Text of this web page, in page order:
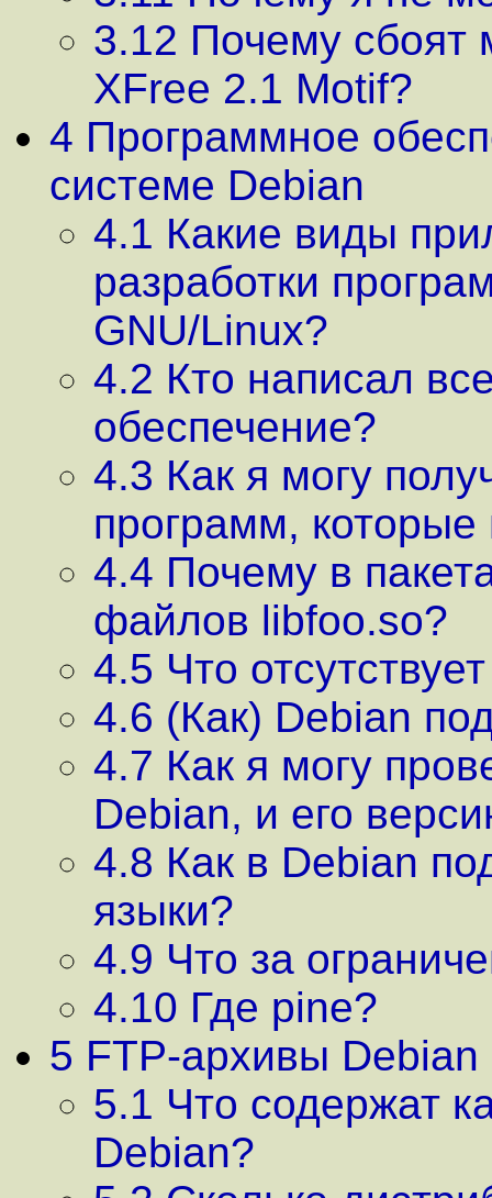
3.12 Почему сбоят
XFree 2.1 Motif?
4 Программное
системе Debian
4.1 Какие виды
разработки
GNU/Linux?
4.2 Кто написал
обеспечение?
4.3 Как я могу
программ,
4.4 Почему в
файлов libfoo.so?
4.5 Что
4.6 (Как) Debian
4.7 Как я могу
Debian, и его
4.8 Как в Debian
языки?
4.9 Что за
4.10 Где pine?
5 FTP-архивы Debian
5.1 Что содержат
Debian?